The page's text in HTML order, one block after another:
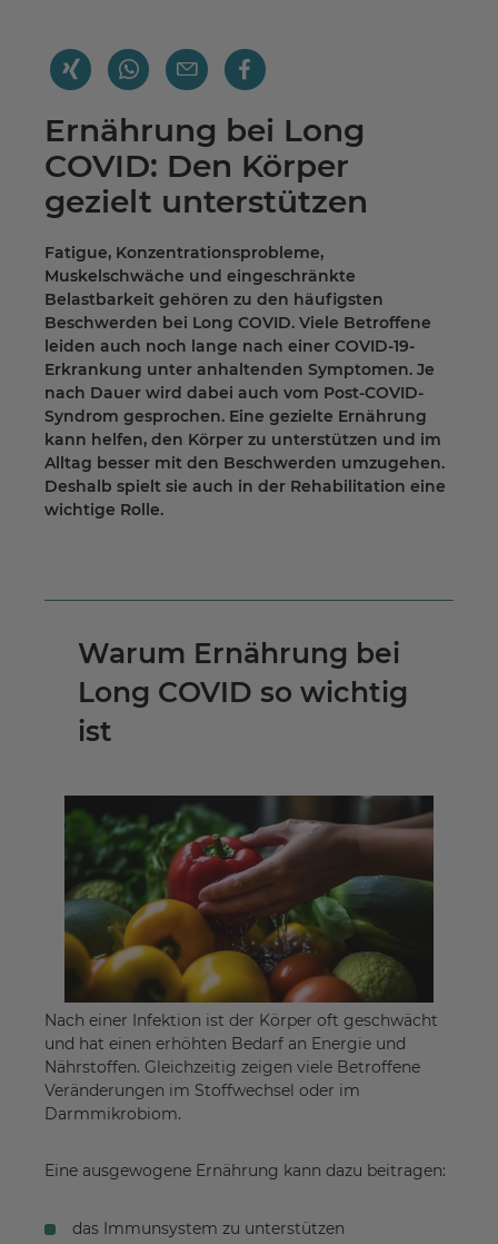
Ernährung bei Long
COVID: Den Körper
gezielt unterstützen
Fatigue, Konzentrationsprobleme,
Muskelschwäche und eingeschränkte
Belastbarkeit gehören zu den häufigsten
Beschwerden bei Long COVID. Viele Betroffene
leiden auch noch lange nach einer COVID-19-
Erkrankung unter anhaltenden Symptomen. Je
nach Dauer wird dabei auch vom Post-COVID-
Syndrom gesprochen. Eine gezielte Ernährung
kann helfen, den Körper zu unterstützen und im
Alltag besser mit den Beschwerden umzugehen.
Deshalb spielt sie auch in der Rehabilitation eine
wichtige Rolle.
Warum Ernährung bei
Long COVID so wichtig
ist
Nach einer Infektion ist der Körper oft geschwächt
und hat einen erhöhten Bedarf an Energie und
Nährstoffen. Gleichzeitig zeigen viele Betroffene
Veränderungen im Stoffwechsel oder im
Darmmikrobiom.
Eine ausgewogene Ernährung kann dazu beitragen:
das Immunsystem zu unterstützen